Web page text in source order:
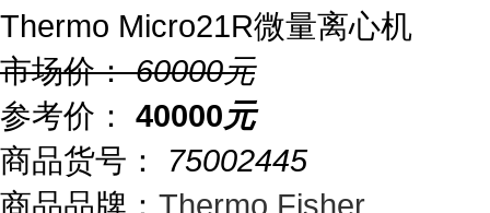
Thermo Micro21R微量离心机
市场价：60000元
参考价：
40000元
商品货号：
75002445
商品品牌： Thermo Fisher